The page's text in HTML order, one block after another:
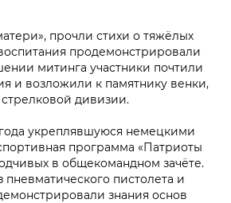
прочли стихи о тяжёлых
продемонстрировали
митинга участники почтили
и возложили к памятнику венки,
дивизии.
укреплявшуюся немецкими
программа «Патриоты
в общекомандном зачёте.
пистолета и
знания основ